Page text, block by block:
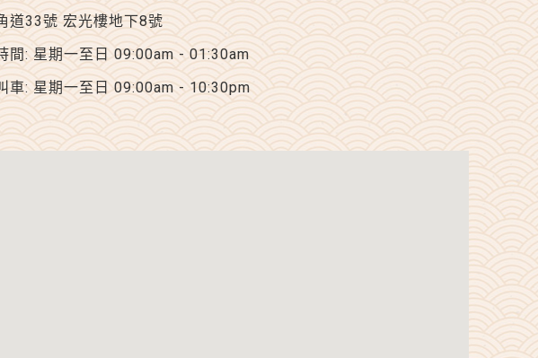
道33號 宏光樓地下8號
間: 星期一至日 09:00am - 01:30am
車: 星期一至日 09:00am - 10:30pm